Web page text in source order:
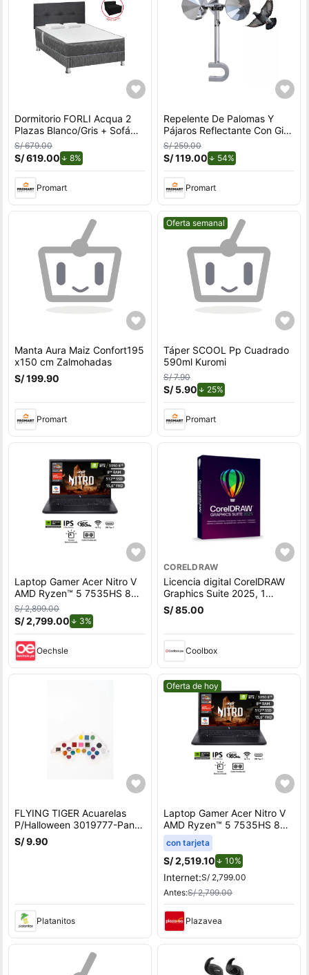
Dormitorio FORLI Acqua 2
Plazas Blanco/Gris + Sofá
Cama
S/ 679.00
S/ 619.00 8%
Promart
Repelente De Palomas Y
Pájaros Reflectante Con Giro
Por Viento Para Exteriores
Con Soporte en U
S/ 259.00
S/ 119.00 54%de descuento.
Promart
Manta Aura Maiz Confort195
x150 cm Zalmohadas
S/ 199.90
Promart
Mejor precio.
Oferta semanal
Táper SCOOL Pp Cuadrado
590ml Kuromi
S/ 7.90
S/ 5.90 25%de descuento.
Promart
Laptop Gamer Acer Nitro V
AMD Ryzen™ 5 7535HS 8GB
RAM 512GB SSD 15.6"" RTX
3050.
S/ 2,899.00
S/ 2,799.00 3%
Oechsle
CORELDRAW
Licencia digital CorelDRAW
Graphics Suite 2025, 1
dispositivo, compatible con
macOS, duración 1 año
S/ 85.00
Coolbox
FLYING TIGER Acuarelas
P/Halloween 3019777-Pant-
A
S/ 9.90
Platanitos
Mejor precio.
Oferta de hoy
Laptop Gamer Acer Nitro V
AMD Ryzen™ 5 7535HS 8GB
RAM 512GB SSD 15.6"" RTX
3050
con tarjeta
S/ 2,519.10 10%de descuento.
Internet:S/ 2,799.00
Antes:S/ 2,799.00
Plazavea